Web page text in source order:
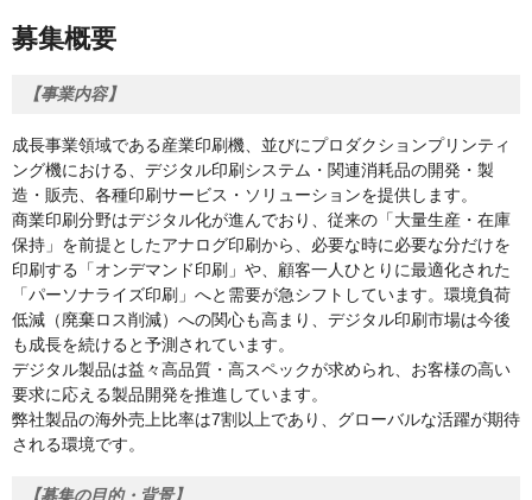
募集概要
【事業内容】
成長事業領域である産業印刷機、並びにプロダクションプリンティ
ング機における、デジタル印刷システム・関連消耗品の開発・製
造・販売、各種印刷サービス・ソリューションを提供します。
商業印刷分野はデジタル化が進んでおり、従来の「大量生産・在庫
保持」を前提としたアナログ印刷から、必要な時に必要な分だけを
印刷する「オンデマンド印刷」や、顧客一人ひとりに最適化された
「パーソナライズ印刷」へと需要が急シフトしています。環境負荷
低減（廃棄ロス削減）への関心も高まり、デジタル印刷市場は今後
も成長を続けると予測されています。
デジタル製品は益々高品質・高スペックが求められ、お客様の高い
要求に応える製品開発を推進しています。
弊社製品の海外売上比率は7割以上であり、グローバルな活躍が期待
される環境です。
【募集の目的・背景】